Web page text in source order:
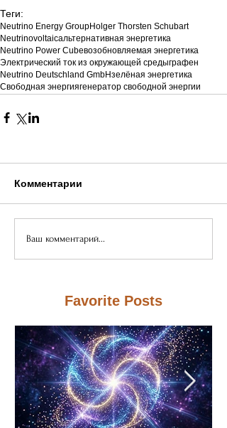
Теги:
Neutrino Energy GroupHolger Thorsten Schubart
Neutrinovoltaicальтернативная энергетика
Neutrino Power Cubeвозобновляемая энергетика
Электрический ток из окружающей средыграфен
Neutrino Deutschland GmbHзелёная энергетика
Свободная энергиягенератор свободной энергии
Комментарии
Ваш комментарий...
Favorite Posts